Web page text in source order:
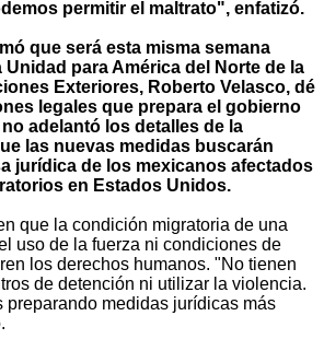
permitir el maltrato", enfatizó.
que será esta misma semana
Unidad para América del Norte de la
Exteriores, Roberto Velasco, dé
legales que prepara el gobierno
adelantó los detalles de la
las nuevas medidas buscarán
jurídica de los mexicanos afectados
en Estados Unidos.
que la condición migratoria de una
uso de la fuerza ni condiciones de
los derechos humanos. "No tienen
de detención ni utilizar la violencia.
preparando medidas jurídicas más